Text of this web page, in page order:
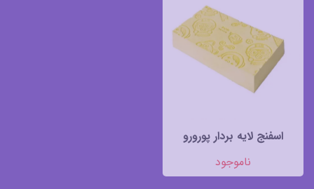
اسفنج لایه بردار پورورو
ناموجود